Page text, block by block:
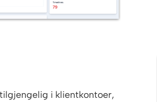
i klientkontoer,